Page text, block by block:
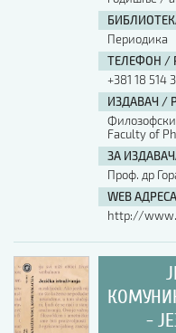
АУТОР / AUTHOR
ISBN
Периодика
ТЕЛЕФОН /
+381 18 514
ИЗДАВАЧ /
Faculty of
ЗА
Проф. др
WEB
http://
-